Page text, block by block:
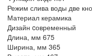
Режим слива воды две
Материал керамика
Дизайн cовременный
Длина, мм 675
Ширина, мм 365